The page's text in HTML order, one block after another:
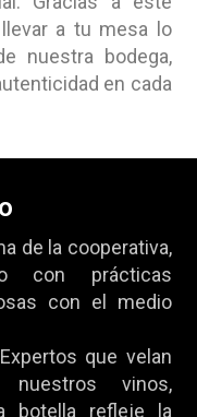
a tu mesa lo
nuestra bodega,
en cada
de la cooperativa,
con prácticas
con el medio
que velan
vinos,
botella refleje la